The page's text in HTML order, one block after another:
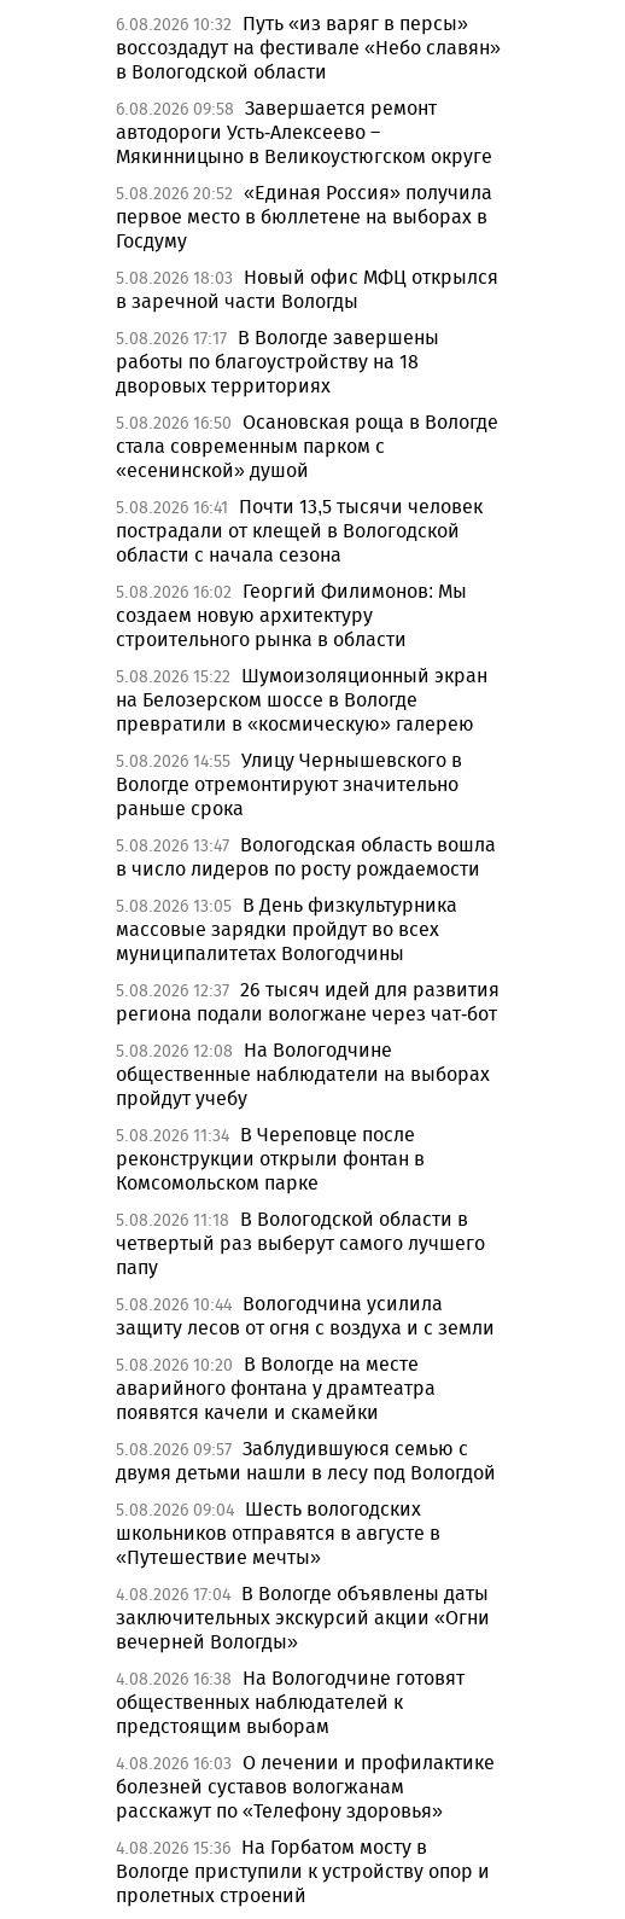
6.08.2026 10:32
Путь «из варяг в персы»
воссоздадут на фестивале «Небо славян»
в Вологодской области
6.08.2026 09:58 Завершается ремонт
автодороги Усть-Алексеево –
Мякинницыно в Великоустюгском округе
5.08.2026 20:52 «Единая Россия» получила
первое место в бюллетене на выборах в
Госдуму
5.08.2026 18:03
Новый офис МФЦ открылся
в заречной части Вологды
5.08.2026 17:17 В Вологде завершены
работы по благоустройству на 18
дворовых территориях
5.08.2026 16:50 Осановская роща в Вологде
стала современным парком с
«есенинской» душой
5.08.2026 16:41
Почти 13,5 тысячи человек
пострадали от клещей в Вологодской
области с начала сезона
5.08.2026 16:02
Георгий Филимонов: Мы
создаем новую архитектуру
строительного рынка в области
5.08.2026 15:22
Шумоизоляционный экран
на Белозерском шоссе в Вологде
превратили в «космическую» галерею
5.08.2026 14:55 Улицу Чернышевского в
Вологде отремонтируют значительно
раньше срока
5.08.2026 13:47 Вологодская область вошла
в число лидеров по росту рождаемости
5.08.2026 13:05 В День физкультурника
массовые зарядки пройдут во всех
муниципалитетах Вологодчины
5.08.2026 12:37 26 тысяч идей для развития
региона подали вологжане через чат-бот
5.08.2026 12:08
На Вологодчине
общественные наблюдатели на выборах
пройдут учебу
5.08.2026 11:34 В Череповце после
реконструкции открыли фонтан в
Комсомольском парке
5.08.2026 11:18
В Вологодской области в
четвертый раз выберут самого лучшего
папу
5.08.2026 10:44 Вологодчина усилила
защиту лесов от огня с воздуха и с земли
5.08.2026 10:20
В Вологде на месте
аварийного фонтана у драмтеатра
появятся качели и скамейки
5.08.2026 09:57 Заблудившуюся семью с
двумя детьми нашли в лесу под Вологдой
5.08.2026 09:04 Шесть вологодских
школьников отправятся в августе в
«Путешествие мечты»
4.08.2026 17:04 В Вологде объявлены даты
заключительных экскурсий акции «Огни
вечерней Вологды»
4.08.2026 16:38
На Вологодчине готовят
общественных наблюдателей к
предстоящим выборам
4.08.2026 16:03 О лечении и профилактике
болезней суставов вологжанам
расскажут по «Телефону здоровья»
4.08.2026 15:36 На Горбатом мосту в
Вологде приступили к устройству опор и
пролетных строений